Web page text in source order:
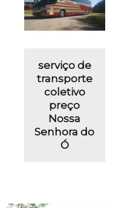
serviço de
transporte
coletivo
preço
Nossa
Senhora do
Ó